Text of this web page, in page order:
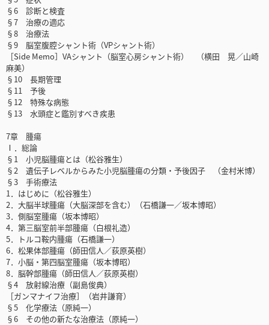
§6 診断と検査
§7 治療の適応
§8 治療法
§9 脳室腹腔シャント術（VPシャント術）
［Side Memo］VAシャント（脳室心房シャント術） （横田 晃／山崎
麻美）
§10 長期管理
§11 予後
§12 特殊な病態
§13 水頭症と鑑別すべき疾患
7章 腫瘍
Ⅰ．総論
§1 小児脳腫瘍とは（松谷雅生）
§2 遺伝子レベルからみた小児脳腫瘍の分類・予後因子 （金村米博）
§3 手術療法
1．はじめに（松谷雅生）
2．大脳半球腫瘍（大脳深部を含む）（石橋謙一／坂本博昭）
3．側脳室腫瘍（坂本博昭）
4．第三脳室前半部腫瘍（白根礼造）
5．トルコ鞍内腫瘍（石橋謙一）
6．松果体部腫瘍（師田信人／荻原英樹）
7．小脳・第四脳室腫瘍（坂本博昭）
8．脳幹部腫瘍（師田信人／荻原英樹）
§4 放射線治療（副島俊典）
［ガンマナイフ治療］（岩井謙育）
§5 化学療法（原純一）
§6 その他の新たな治療法（原純一）